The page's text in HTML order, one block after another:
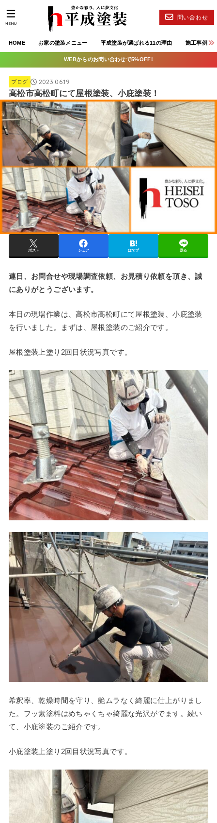
HOME お家の塗装メニュー 平成塗装が選ばれる11の理由 施工事例
問い合わせ
MENU
WEBからのお問い合わせで5%OFF!
ブログ 2023.06.19
高松市高松町にて屋根塗装、小庇塗装！
ポスト シェア はてブ 送る
連日、お問合せや現場調査依頼、お見積り依頼を頂き、誠
にありがとうございます。
本日の現場作業は、高松市高松町にて屋根塗装、小庇塗装
を行いました。まずは、屋根塗装のご紹介です。
屋根塗装上塗り2回目状況写真です。
希釈率、乾燥時間を守り、艶ムラなく綺麗に仕上がりまし
た。フッ素塗料はめちゃくちゃ綺麗な光沢がでます。続い
て、小庇塗装のご紹介です。
小庇塗装上塗り2回目状況写真です。